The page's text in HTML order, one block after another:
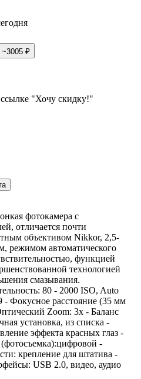
₽
"Хочу скидку!"
фотокамера с
отличается почти
объективом Nikkor, 2,5-
автоматического
функцией
технологией
смазывания.
80 - 2000 ISO, Auto
Фокусное расстояние (35 мм
Zoom: 3x - Баланс
установка, из списка -
эффекта красных глаз -
-
крепление для штатива -
USB 2.0, видео, аудио